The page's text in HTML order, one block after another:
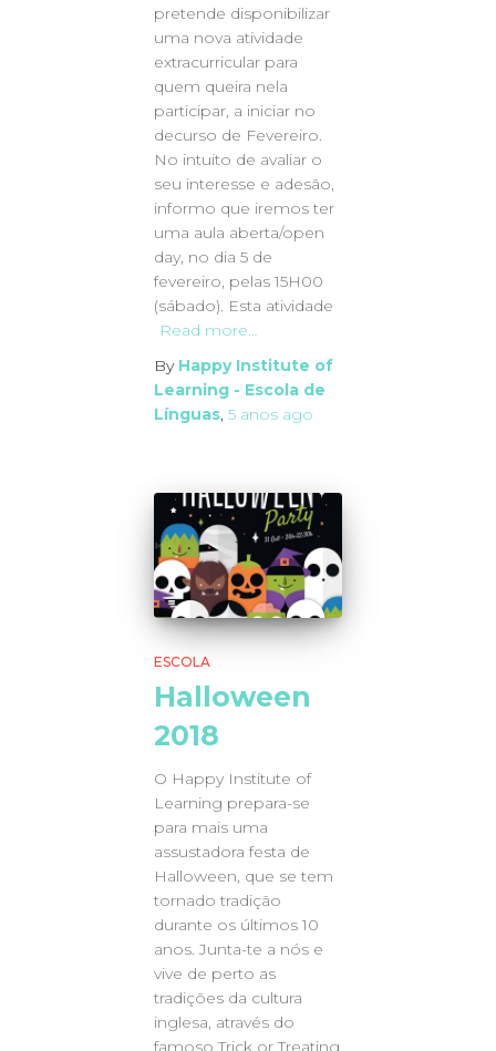
pretende disponibilizar
uma nova atividade
extracurricular para
quem queira nela
participar, a iniciar no
decurso de Fevereiro.
No intuito de avaliar o
seu interesse e adesão,
informo que iremos ter
uma aula aberta/open
day, no dia 5 de
fevereiro, pelas 15H00
(sábado). Esta atividade
Read more…
By Happy Institute of
Learning - Escola de
Línguas, 5 anos ago
ESCOLA
Halloween
2018
O Happy Institute of
Learning prepara-se
para mais uma
assustadora festa de
Halloween, que se tem
tornado tradição
durante os últimos 10
anos. Junta-te a nós e
vive de perto as
tradições da cultura
inglesa, através do
famoso Trick or Treating